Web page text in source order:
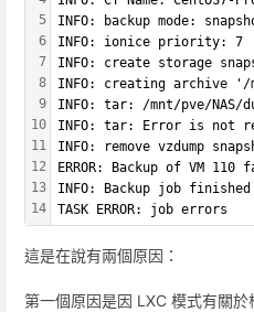
5
6
7
8
9
10
11
12
13
14
INFO: backup mode:
INFO: ionice priority: 7
INFO: create storage
INFO: creating archive '/
INFO: tar: /mnt/pve/NAS/
INFO: tar: Error is not
INFO: remove vzdump
ERROR: Backup of VM
INFO: Backup job
TASK ERROR: job errors
這是在說有兩個原因：
第一個原因是因 LXC 模式有關